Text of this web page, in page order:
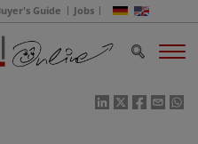
Guide Jobs